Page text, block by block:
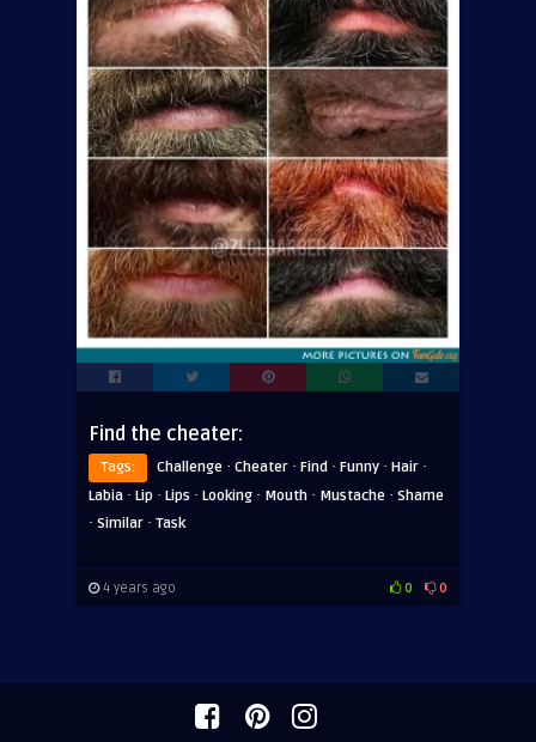
Find the cheater:
Tags: Challenge · Cheater · Find · Funny · Hair ·
Labia · Lip · Lips · Looking · Mouth · Mustache · Shame
· Similar · Task
4 years ago 0 0